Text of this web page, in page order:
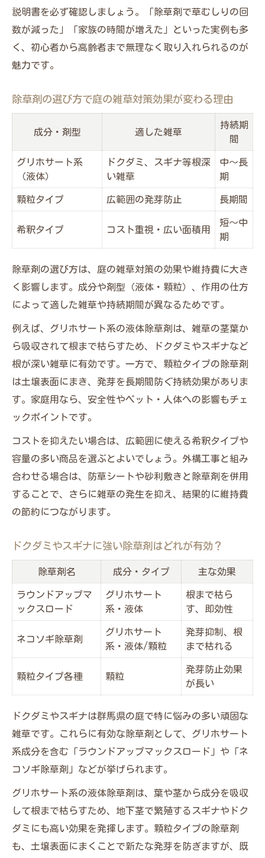
説明書を必ず確認しましょう。「除草剤で草むしりの回
数が減った」「家族の時間が増えた」といった実例も多
く、初心者から高齢者まで無理なく取り入れられるのが
魅力です。
除草剤の選び方で庭の雑草対策効果が変わる理由
成分・剤型 適した雑草
持続期
間
グリホサート系
（液体）
ドクダミ、スギナ等根深
い雑草
中～長
期
顆粒タイプ 広範囲の発芽防止 長期間
希釈タイプ コスト重視・広い面積用
短～中
期
除草剤の選び方は、庭の雑草対策の効果や維持費に大き
く影響します。成分や剤型（液体・顆粒）、作用の仕方
によって適した雑草や持続期間が異なるためです。
例えば、グリホサート系の液体除草剤は、雑草の茎葉か
ら吸収されて根まで枯らすため、ドクダミやスギナなど
根が深い雑草に有効です。一方で、顆粒タイプの除草剤
は土壌表面にまき、発芽を長期間防ぐ持続効果がありま
す。家庭用なら、安全性やペット・人体への影響もチェ
ックポイントです。
コストを抑えたい場合は、広範囲に使える希釈タイプや
容量の多い商品を選ぶとよいでしょう。外構工事と組み
合わせる場合は、防草シートや砂利敷きと除草剤を併用
することで、さらに雑草の発生を抑え、結果的に維持費
の節約につながります。
ドクダミやスギナに強い除草剤はどれが有効？
除草剤名 成分・タイプ 主な効果
ラウンドアップマ
ックスロード
グリホサート
系・液体
根まで枯ら
す、即効性
ネコソギ除草剤
グリホサート
系・液体/顆粒
発芽抑制、根
まで枯れる
顆粒タイプ各種 顆粒
発芽防止効果
が長い
ドクダミやスギナは群馬県の庭で特に悩みの多い頑固な
雑草です。これらに有効な除草剤として、グリホサート
系成分を含む「ラウンドアップマックスロード」や「ネ
コソギ除草剤」などが挙げられます。
グリホサート系の液体除草剤は、葉や茎から成分を吸収
して根まで枯らすため、地下茎で繁殖するスギナやドク
ダミにも高い効果を発揮します。顆粒タイプの除草剤
も、土壌表面にまくことで新たな発芽を防ぎますが、既
メインサイトはこちら
メインサイトはこちら